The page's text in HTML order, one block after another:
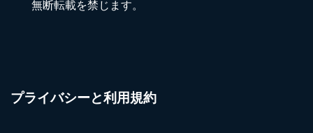
無断転載を禁じます。
プライバシーと利用規約